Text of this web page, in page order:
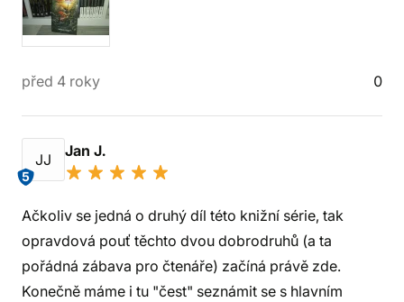
před 4 roky 0
JJ
5
Jan J.
Ačkoliv se jedná o druhý díl této knižní série, tak
opravdová pouť těchto dvou dobrodruhů (a ta
pořádná zábava pro čtenáře) začíná právě zde.
Konečně máme i tu "čest" seznámit se s hlavním